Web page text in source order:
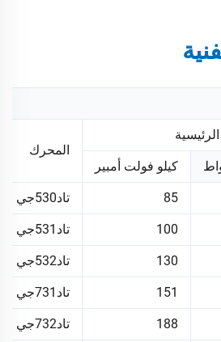
المحرك
كيلو فولت أمبير
85 تاد530جي
100 تاد531جي
130 تاد532جي
151 تاد731جي
188 تاد732جي